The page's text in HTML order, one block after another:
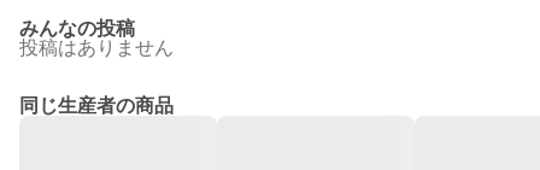
みんなの投稿
投稿はありません
同じ生産者の商品